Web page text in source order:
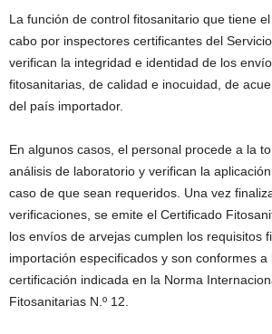
La función de control fitosanitario que tiene
cabo por inspectores certificantes del
verifican la integridad e identidad de los
fitosanitarias, de calidad e inocuidad, de
del país importador.
En algunos casos, el personal procede a la
análisis de laboratorio y verifican la
caso de que sean requeridos. Una vez
verificaciones, se emite el Certificado
los envíos de arvejas cumplen los requisitos
importación especificados y son conformes
certificación indicada en la Norma
Fitosanitarias N.º 12.